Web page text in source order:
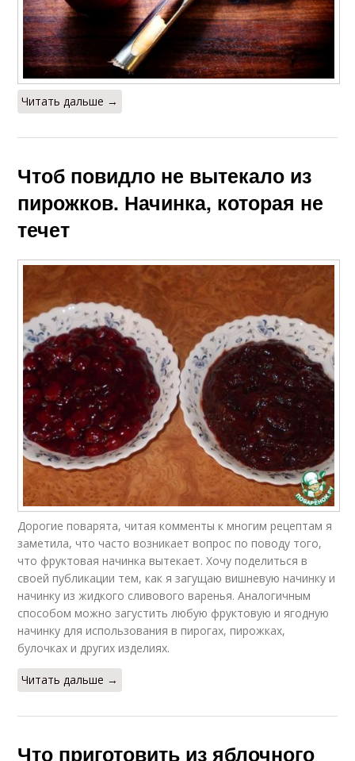
Читать дальше →
Чтоб повидло не вытекало из
пирожков. Начинка, которая не
течет
Дорогие поварята, читая комменты к многим рецептам я
заметила, что часто возникает вопрос по поводу того,
что фруктовая начинка вытекает. Хочу поделиться в
своей публикации тем, как я загущаю вишневую начинку и
начинку из жидкого сливового варенья. Аналогичным
способом можно загустить любую фруктовую и ягодную
начинку для использования в пирогах, пирожках,
булочках и других изделиях.
Читать дальше →
Что приготовить из яблочного